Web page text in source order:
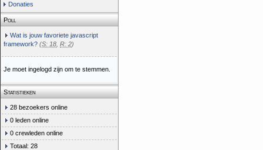
Donaties
Poll
Wat is jouw favoriete javascript
framework? (S: 18 R: 2)
Je moet ingelogd zijn om te stemmen.
Statistieken
28 bezoekers online
0 leden online
0 crewleden online
Totaal: 28